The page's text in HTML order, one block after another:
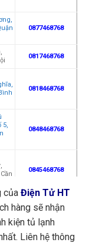
0877468768
0817468768
0818468768
5,
0848468768
0845468768
0832468768
của Điện Tử HT
hàng sẽ nhận
kiện tủ lạnh
Liên hệ thông